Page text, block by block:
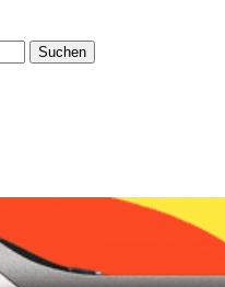
Suchen